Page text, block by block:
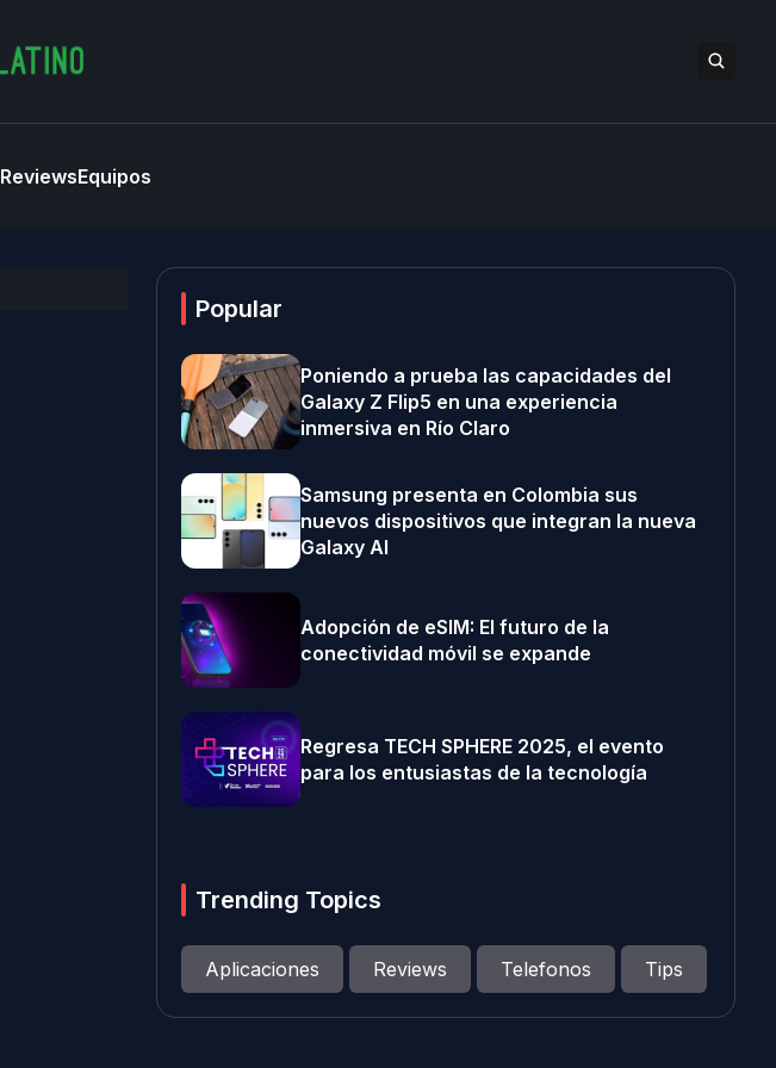
ReviewsEquipos
Popular
Poniendo a prueba las capacidades del
Galaxy Z Flip5 en una experiencia
inmersiva en Río Claro
Samsung presenta en Colombia sus
nuevos dispositivos que integran la nueva
Galaxy AI
Adopción de eSIM: El futuro de la
conectividad móvil se expande
Regresa TECH SPHERE 2025, el evento
para los entusiastas de la tecnología
Trending Topics
Aplicaciones Reviews Telefonos Tips